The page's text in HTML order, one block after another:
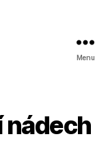
Menu
nádech